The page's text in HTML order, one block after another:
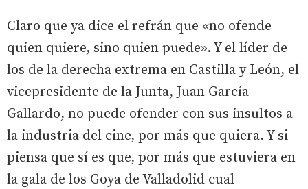
Claro que ya dice el refrán que «no ofende
quien quiere, sino quien puede». Y el líder de
los de la derecha extrema en Castilla y León, el
vicepresidente de la Junta, Juan García-
Gallardo, no puede ofender con sus insultos a
la industria del cine, por más que quiera. Y si
piensa que sí es que, por más que estuviera en
la gala de los Goya de Valladolid cual